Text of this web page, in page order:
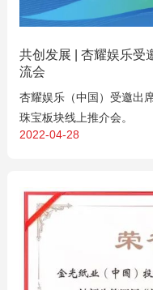
共创发展 | 杏耀娱乐受
流会
杏耀娱乐（中国）受邀出
珠宝板块线上推介会。
2022-04-28